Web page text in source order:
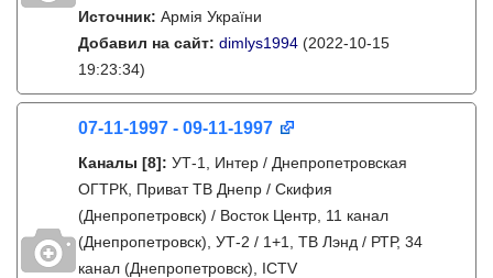
Источник: Армія України
Добавил на сайт: dimlys1994 (2022-10-15
19:23:34)
07-11-1997 - 09-11-1997
Каналы [8]: УТ-1, Интер / Днепропетровская
ОГТРК, Приват ТВ Днепр / Скифия
(Днепропетровск) / Восток Центр, 11 канал
(Днепропетровск), УТ-2 / 1+1, ТВ Лэнд / РТР, 34
канал (Днепропетровск), ICTV